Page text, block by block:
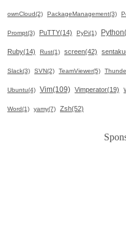
ownCloud(2) PackageManagement(3)
Prompt(3) PuTTY(14) PyPi(1)
Ruby(14) Rust(1) screen(42)
Slack(3) SVN(2) TeamViewer(5)
Ubuntu(4) Vim(109) Vimperator(19)
Word(1) yamy(7) Zsh(52)